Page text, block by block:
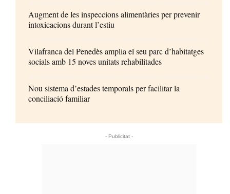
Augment de les inspeccions alimentàries per prevenir
intoxicacions durant l’estiu
Vilafranca del Penedès amplia el seu parc d’habitatges
socials amb 15 noves unitats rehabilitades
Nou sistema d’estades temporals per facilitar la
conciliació familiar
- Publicitat -